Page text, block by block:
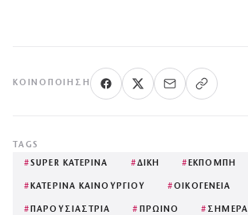
ΚΟΙΝΟΠΟΊΗΣΗ
TAGS
#SUPER ΚΑΤΕΡΙΝΑ #ΔΙΚΗ # ΕΚΠΟΜΠΗ
# ΚΑΤΕΡΙΝΑ ΚΑΙΝΟΥΡΓΙΟΥ #ΟΙΚΟΓΕΝΕΙΑ
# ΠΑΡΟΥΣΙΑΣΤΡΙΑ # ΠΡΩΙΝΟ # ΣΗΜΕΡΑ